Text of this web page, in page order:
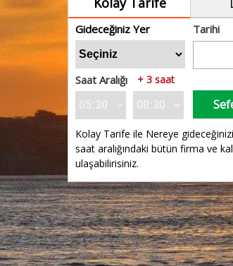
Gideceğiniz Yer Tarihi
Saat Aralığı + 3 saat
Kolay Tarife ile Nereye
saat aralığındaki bütün firma ve
ulaşabilirisiniz.